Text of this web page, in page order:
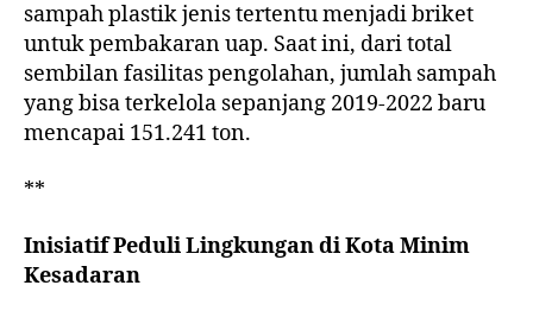
sampah plastik jenis tertentu menjadi briket
untuk pembakaran uap. Saat ini, dari total
sembilan fasilitas pengolahan, jumlah sampah
yang bisa terkelola sepanjang 2019-2022 baru
mencapai 151.241 ton.
**
Inisiatif Peduli Lingkungan di Kota Minim
Kesadaran